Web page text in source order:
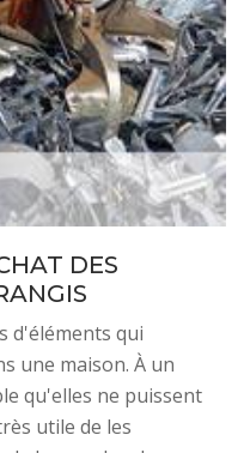
DES
d'éléments qui
une maison. À un
qu'elles ne puissent
utile de les